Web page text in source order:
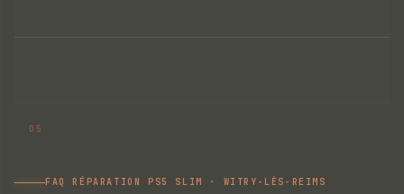
FAQ RÉPARATION PS5 SLIM · WITRY-LÈS-REIMS